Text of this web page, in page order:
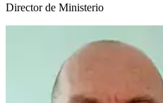
Director de Ministerio